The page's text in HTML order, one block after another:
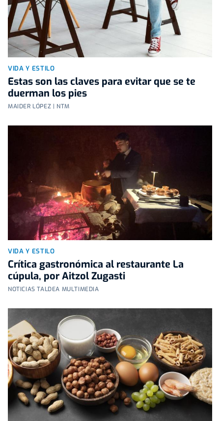
VIDA Y ESTILO
Estas son las claves para evitar que se te
duerman los pies
MAIDER LÓPEZ | NTM
VIDA Y ESTILO
Crítica gastronómica al restaurante La
cúpula, por Aitzol Zugasti
NOTICIAS TALDEA MULTIMEDIA